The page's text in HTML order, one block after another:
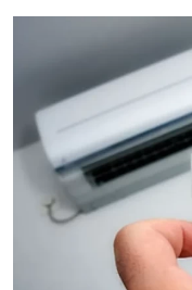
Οι
ζημιές δεν
Κόσμος
Γιατί οι
να «παίξουν